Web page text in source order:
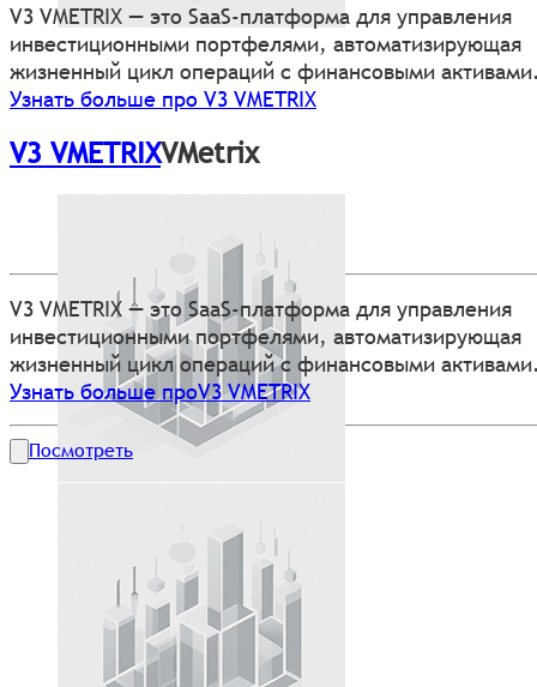
V3 VMETRIX — это SaaS-платформа для управления
инвестиционными портфелями, автоматизирующая
жизненный цикл операций с финансовыми
Узнать больше про V3 VMETRIX
V3 VMETRIXVMetrix
V3 VMETRIX — это SaaS-платформа для управления
инвестиционными портфелями, автоматизирующая
жизненный цикл операций с финансовыми
Узнать больше проV3 VMETRIX
Посмотреть